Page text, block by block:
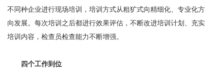
不同种企业进行现场培训，培训方式从粗犷式向精细化、专业化方
向发展。每次培训之后都进行效果评估，不断改进培训计划、充实
培训内容，检查员检查能力不断增强。
四个工作到位